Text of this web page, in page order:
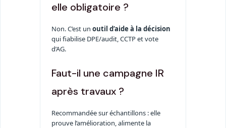
elle obligatoire ?
Non. C’est unoutil d’aide à la décision
qui fiabilise DPE/audit, CCTP et vote
d’AG.
Faut-il une campagne IR
après travaux ?
Recommandée sur échantillons : elle
prouve l’amélioration, alimente la